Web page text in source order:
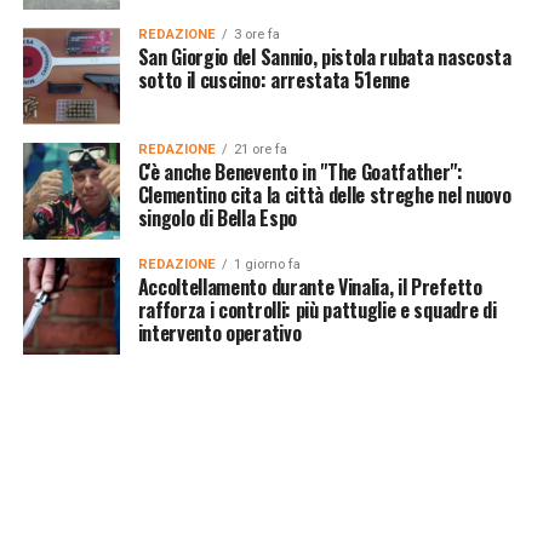
REDAZIONE 3 ore fa
San Giorgio del Sannio, pistola rubata nascosta
sotto il cuscino: arrestata 51enne
REDAZIONE 21 ore fa
C'è anche Benevento in "The Goatfather":
Clementino cita la città delle streghe nel nuovo
singolo di Bella Espo
REDAZIONE 1 giorno fa
Accoltellamento durante Vinalia, il Prefetto
rafforza i controlli: più pattuglie e squadre di
intervento operativo